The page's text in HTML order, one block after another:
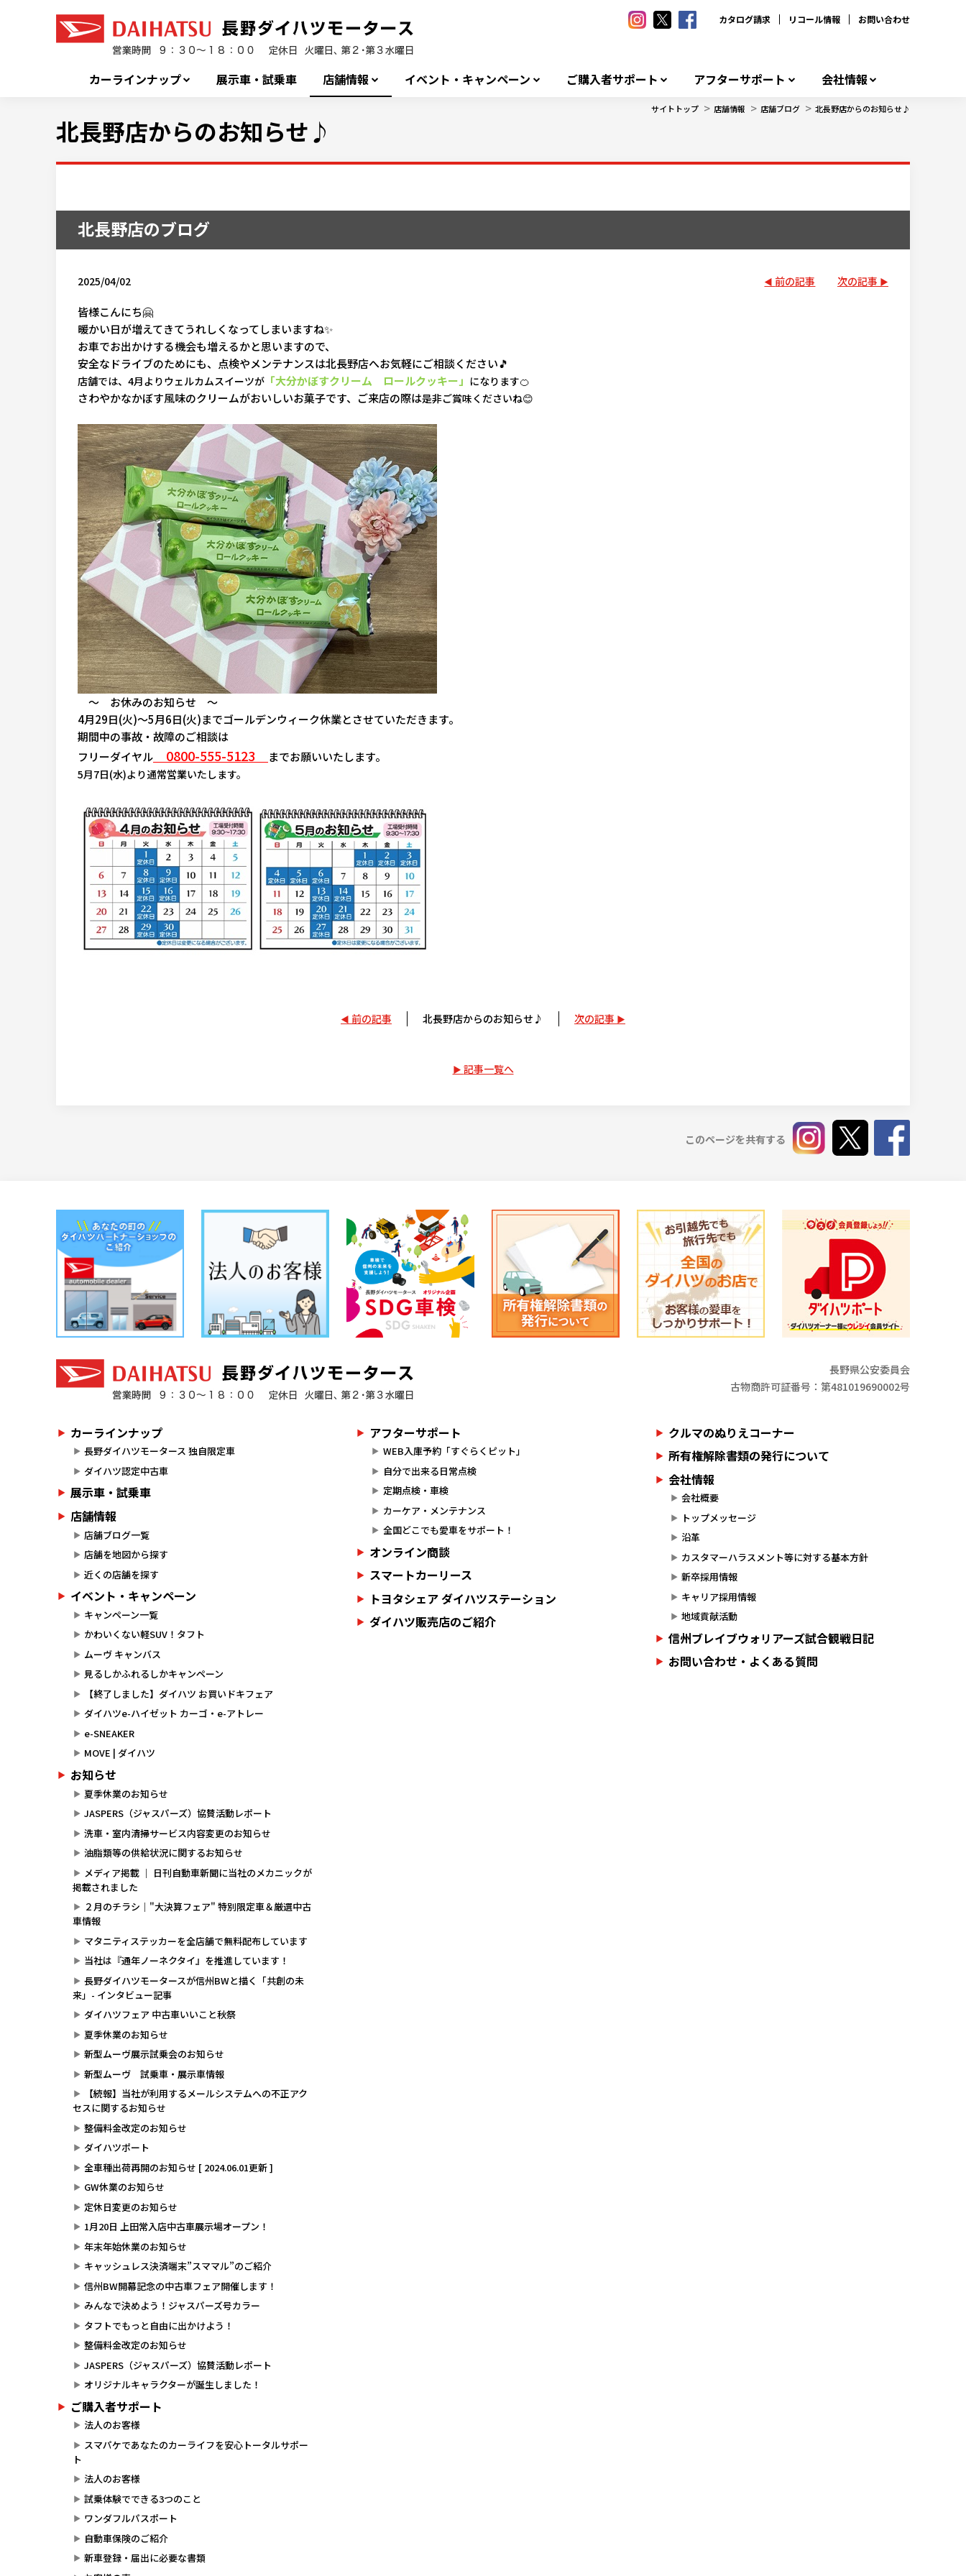
カタログ請求 リコール情報 お問い合わせ
カーラインナップ 展示車・試乗車 店舗情報 イベント・キャンペーン ご購入者サポート アフターサポート 会社情報
サイトトップ > 店舗情報 > 店舗ブログ > 北長野店からのお知らせ♪
北長野店からのお知らせ♪
北長野店のブログ
2025/04/02 前の記事 次の記事
皆様こんにち🤗
暖かい日が増えてきてうれしくなってしまいますね✨
お車でお出かけする機会も増えるかと思いますので、
安全なドライブのためにも、点検やメンテナンスは北長野店へお気軽にご相談ください🎵
店舗では、4月よりウェルカムスイーツが 「大分かぼすクリーム ロールクッキー」 になります🍊
さわやかなかぼす風味のクリームがおいしいお菓子です、ご来店の際は是非ご賞味くださいね😊
～ お休みのお知らせ ～
4月29日(火)～5月6日(火)までゴールデンウィーク休業とさせていただきます。
期間中の事故・故障のご相談は
フリーダイヤル
0800-555-5123 までお願いいたします。
5月7日(水)より通常営業いたします。
前の記事 北長野店からのお知らせ♪ 次の記事
記事一覧へ
このページを共有する
長野県公安委員会
古物商許可証番号：第481019690002号
カーラインナップ
長野ダイハツモータース 独自限定車
ダイハツ認定中古車
展示車・試乗車
店舗情報
店舗ブログ一覧
店舗を地図から探す
近くの店舗を探す
イベント・キャンペーン
キャンペーン一覧
かわいくない軽SUV！タフト
ムーヴ キャンバス
見るしかふれるしかキャンペーン
【終了しました】ダイハツ お買いドキフェア
ダイハツe-ハイゼット カーゴ・e-アトレー
e-SNEAKER
MOVE | ダイハツ
お知らせ
夏季休業のお知らせ
JASPERS（ジャスパーズ）協賛活動レポート
洗車・室内清掃サービス内容変更のお知らせ
油脂類等の供給状況に関するお知らせ
メディア掲載 ｜ 日刊自動車新聞に当社のメカニックが
掲載されました
２月のチラシ｜"大決算フェア" 特別限定車＆厳選中古
車情報
マタニティステッカーを全店舗で無料配布しています
当社は『通年ノーネクタイ』を推進しています！
長野ダイハツモータースが信州BWと描く「共創の未
来」- インタビュー記事
ダイハツフェア 中古車いいこと秋祭
夏季休業のお知らせ
新型ムーヴ展示試乗会のお知らせ
新型ムーヴ 試乗車・展示車情報
【続報】当社が利用するメールシステムへの不正アク
セスに関するお知らせ
整備料金改定のお知らせ
ダイハツポート
全車種出荷再開のお知らせ [ 2024.06.01更新 ]
GW休業のお知らせ
定休日変更のお知らせ
1月20日 上田常入店中古車展示場オープン！
年末年始休業のお知らせ
キャッシュレス決済端末”スママル”のご紹介
信州BW開幕記念の中古車フェア開催します！
みんなで決めよう！ジャスパーズ号カラー
タフトでもっと自由に出かけよう！
整備料金改定のお知らせ
JASPERS（ジャスパーズ）協賛活動レポート
オリジナルキャラクターが誕生しました！
ご購入者サポート
法人のお客様
スマパケであなたのカーライフを安心トータルサポー
ト
法人のお客様
試乗体験でできる3つのこと
ワンダフルパスポート
自動車保険のご紹介
新車登録・届出に必要な書類
アフターサポート
WEB入庫予約「すぐらくピット」
自分で出来る日常点検
定期点検・車検
カーケア・メンテナンス
全国どこでも愛車をサポート！
オンライン商談
スマートカーリース
トヨタシェア ダイハツステーション
ダイハツ販売店のご紹介
クルマのぬりえコーナー
所有権解除書類の発行について
会社情報
会社概要
トップメッセージ
沿革
カスタマーハラスメント等に対する基本方針
新卒採用情報
キャリア採用情報
地域貢献活動
信州ブレイブウォリアーズ試合観戦日記
お問い合わせ・よくある質問